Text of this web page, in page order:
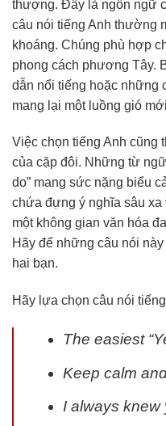
thượng. Đây là ngôn ngữ
câu nói tiếng Anh thường
khoáng. Chúng phù hợp
phong cách phương Tây.
dẫn nổi tiếng hoặc những
mang lại một luồng gió
Việc chọn tiếng Anh cũng
của cặp đôi. Những từ ngữ
do” mang sức nặng biểu
chứa đựng ý nghĩa sâu xa
một không gian văn hóa
Hãy để những câu nói
hai bạn.
Hãy lựa chọn câu nói
The easiest
Keep calm
I always knew